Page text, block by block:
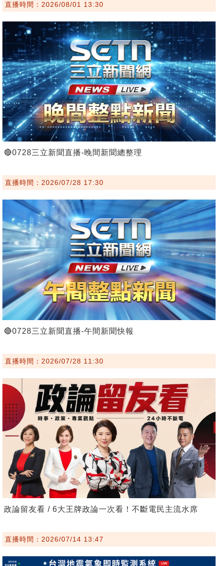
直播時間：2026/08/01 13:30
🔴0728三立新聞直播-晚間新聞總整理
直播時間：2026/07/28 17:30
🔴0728三立新聞直播-午間新聞快報
直播時間：2026/07/28 11:30
政論留友看 / 6大王牌政論一次看！不斷電民主流水席
直播時間：2026/07/14 13:47